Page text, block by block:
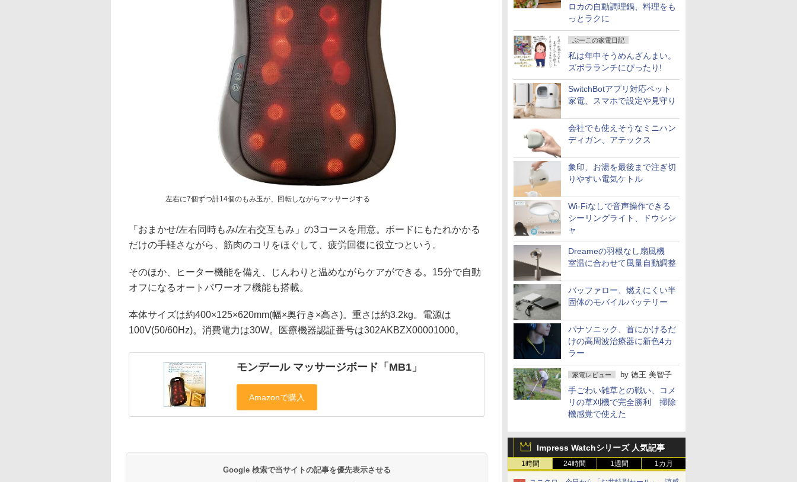
ロカの自動調理鍋、料理をも
っとラクに
ぷーこの家電日記
私は年中そうめんざんまい。
ズボラランチにぴったり!
SwitchBotアプリ対応ペット
家電、スマホで設定や見守り
会社でも使えそうなミニハン
ディガン、アテックス
象印、お湯を最後まで注ぎ切
りやすい電気ケトル
Wi-Fiなしで音声操作できる
シーリングライト、ドウシシ
ャ
Dreameの羽根なし扇風機
室温に合わせて風量自動調整
バッファロー、燃えにくい半
固体のモバイルバッテリー
パナソニック、首にかけるだ
けの高周波治療器に新色4カ
ラー
家電レビュー by 徳王 美智子
手ごわい雑草との戦い、コメ
リの草刈機で完全勝利 掃除
機感覚で使えた
Impress Watchシリーズ 人気記事
1時間 24時間 1週間 1カ月
左右に7個ずつ計14個のもみ玉が、回転しながらマッサージする
「おまかせ/左右同時もみ/左右交互もみ」の3コースを用意。ボードにもたれかかる
だけの手軽さながら、筋肉のコリをほぐして、疲労回復に役立つという。
そのほか、ヒーター機能を備え、じんわりと温めながらケアができる。15分で自動
オフになるオートパワーオフ機能も搭載。
本体サイズは約400×125×620mm(幅×奥行き×高さ)。重さは約3.2kg。電源は
100V(50/60Hz)。消費電力は30W。医療機器認証番号は302AKBZX00001000。
モンデール マッサージボード「MB1」
Google 検索で当サイトの記事を優先表示させる